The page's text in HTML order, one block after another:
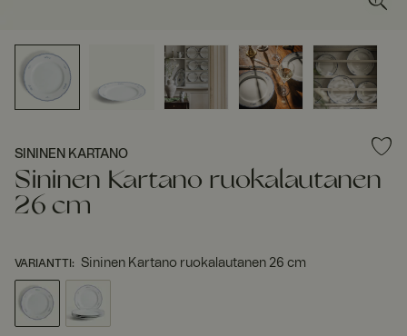
SININEN KARTANO
Sininen Kartano ruokalautanen
26 cm
VARIANTTI : Sininen Kartano ruokalautanen 26 cm